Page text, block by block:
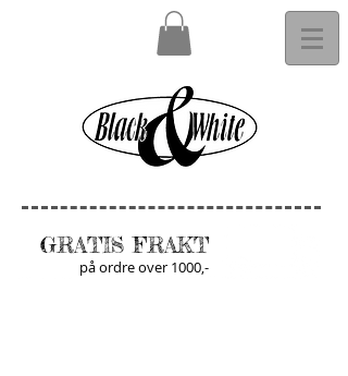
GRATIS FRAKT
på ordre over 1000,-